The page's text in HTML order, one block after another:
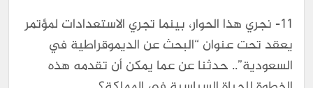
11- نجري هذا الحوار، بينما تجري الاستعدادات لمؤتمر
يعقد تحت عنوان “البحث عن الديموقراطية في
السعودية”.. حدثنا عن عما يمكن أن تقدمه هذه